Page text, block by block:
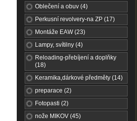
Oblečení a obuv (4)
Perkusní revolvery-na ZP (17)
Montáže EAW (23)
Lampy, svítilny (4)
Reloading-přebíjení a doplňky
(18)
Keramika,dárkové předměty (14)
preparace (2)
Fotopasti (2)
nože MIKOV (45)